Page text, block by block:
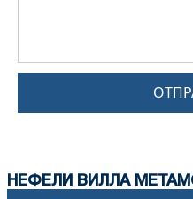
НЕФЕЛИ ВИЛЛА